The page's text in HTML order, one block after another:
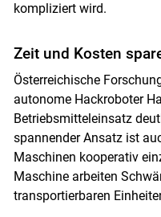
kompliziert wird.
Zeit und Kosten
Österreichische
autonome Hackroboter
Betriebsmitteleinsatz
spannender Ansatz ist
Maschinen kooperativ
Maschine arbeiten
transportierbaren